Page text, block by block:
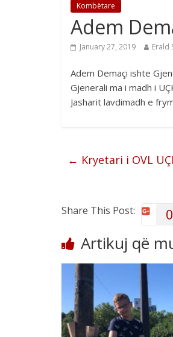
Kombëtare
Adem
January 27, 2019 Erald
Adem Demaçi ishte
Gjenerali ma i madh i
Jasharit lavdimadh e
← Kryetari i OVL
Share This Post: 0
Artikuj që